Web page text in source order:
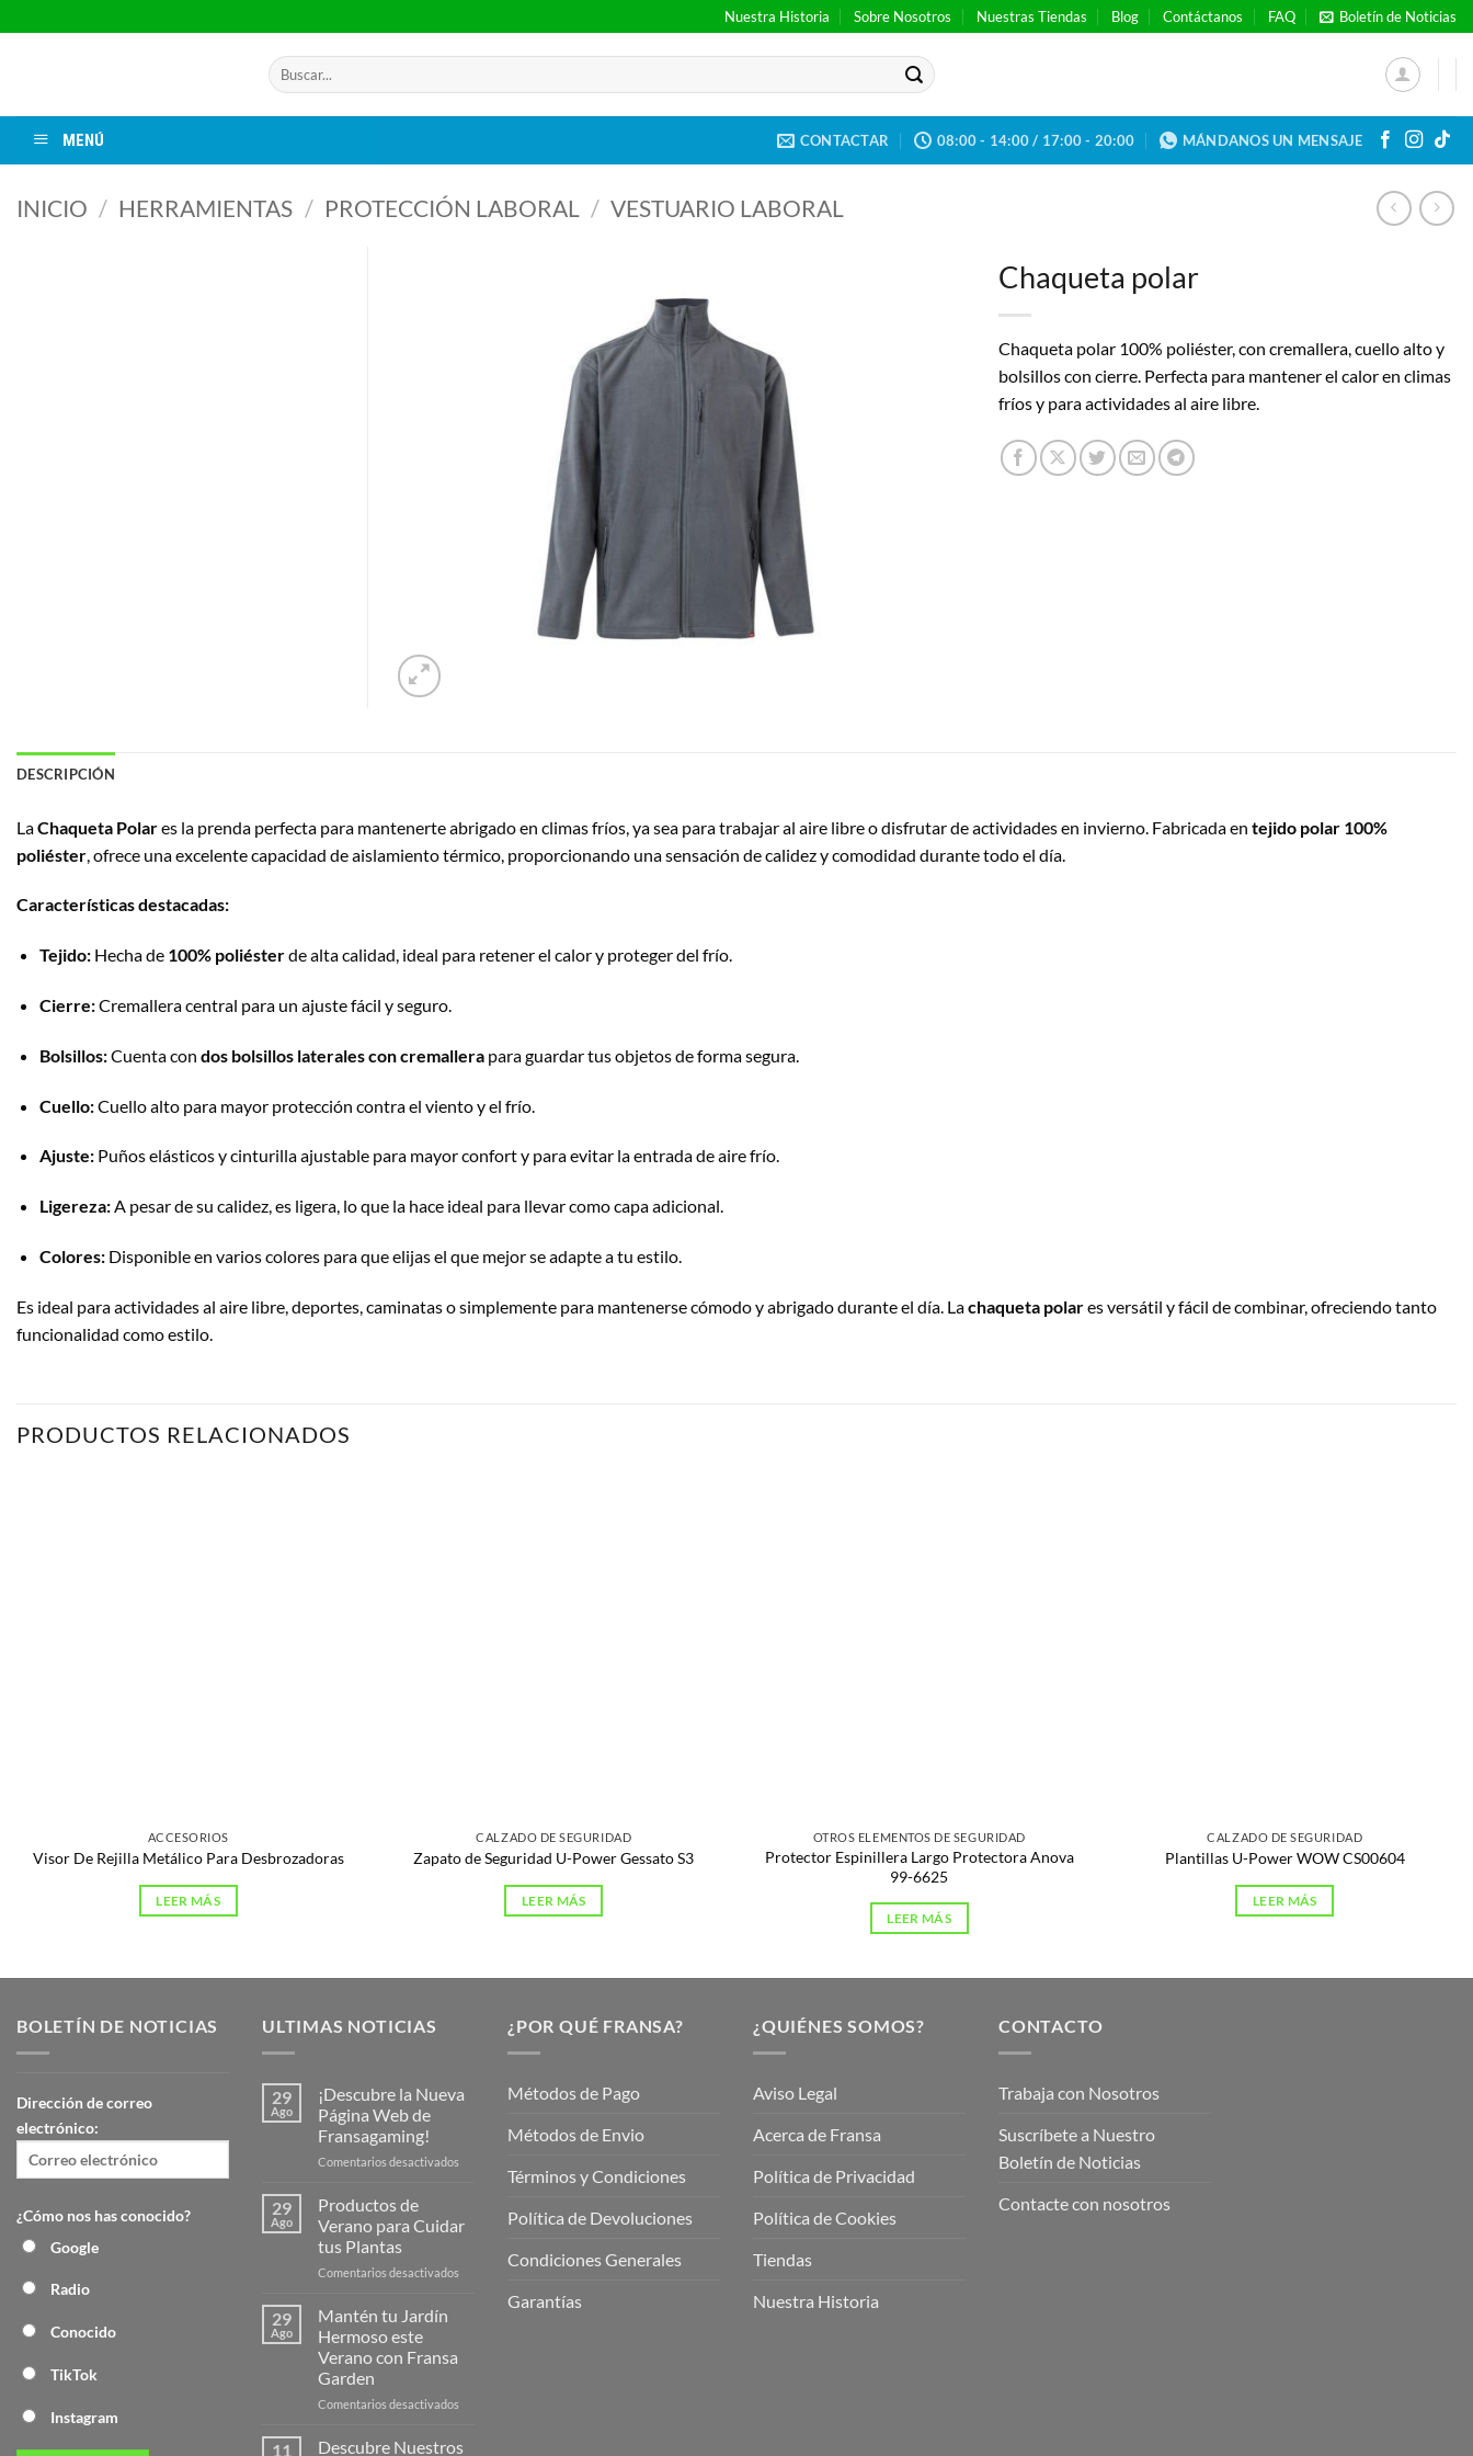
al
Nuestra Historia Sobre Nosotros Nuestras Tiendas Blog Contáctanos FAQ Boletín de Noticias
Buscar
por:
MENÚ CONTACTAR 08:00 - 14:00 / 17:00 - 20:00 MÁNDANOS UN MENSAJE
INICIO / HERRAMIENTAS / PROTECCIÓN LABORAL / VESTUARIO LABORAL
Chaqueta polar
Chaqueta polar 100% poliéster, con cremallera, cuello alto y
bolsillos con cierre. Perfecta para mantener el calor en climas
fríos y para actividades al aire libre.
DESCRIPCIÓN
LaChaqueta Polares la prenda perfecta para mantenerte abrigado en climas fríos, ya sea para trabajar al aire libre o disfrutar de actividades en invierno. Fabricada en tejido polar 100%
poliéster , ofrece una excelente capacidad de aislamiento térmico, proporcionando una sensación de calidez y comodidad durante todo el día.
Características destacadas:
Tejido:Hecha de 100% poliésterde alta calidad, ideal para retener el calor y proteger del frío.
Cierre:Cremallera central para un ajuste fácil y seguro.
Bolsillos:Cuenta con dos bolsillos laterales con cremallerapara guardar tus objetos de forma segura.
Cuello:Cuello alto para mayor protección contra el viento y el frío.
Ajuste:Puños elásticos y cinturilla ajustable para mayor confort y para evitar la entrada de aire frío.
Ligereza:A pesar de su calidez, es ligera, lo que la hace ideal para llevar como capa adicional.
Colores:Disponible en varios colores para que elijas el que mejor se adapte a tu estilo.
Es ideal para actividades al aire libre, deportes, caminatas o simplemente para mantenerse cómodo y abrigado durante el día. Lachaqueta polares versátil y fácil de combinar, ofreciendo tanto
funcionalidad como estilo.
PRODUCTOS RELACIONADOS
ACCESORIOS
Visor De Rejilla Metálico Para Desbrozadoras
LEER MÁS
CALZADO DE SEGURIDAD
Zapato de Seguridad U-Power Gessato S3
LEER MÁS
OTROS ELEMENTOS DE SEGURIDAD
Protector Espinillera Largo Protectora Anova
99-6625
LEER MÁS
CALZADO DE SEGURIDAD
Plantillas U-Power WOW CS00604
LEER MÁS
BOLETÍN DE NOTICIAS
Dirección de correo
electrónico:
¿Cómo nos has conocido?
Google
Radio
Conocido
TikTok
Instagram
ULTIMAS NOTICIAS
29
Ago
¡Descubre la Nueva
Página Web de
Fransagaming!
Comentarios desactivados
Página
29
Ago
Productos de
Verano para Cuidar
tus Plantas
Comentarios desactivados
29
Ago
Mantén tu Jardín
Hermoso este
Verano con Fransa
Garden
Comentarios desactivados
11 Descubre Nuestros
¿POR QUÉ FRANSA?
Métodos de Pago
Métodos de Envio
Términos y Condiciones
Política de Devoluciones
Condiciones Generales
Garantías
¿QUIÉNES SOMOS?
Aviso Legal
Acerca de Fransa
Política de Privacidad
Política de Cookies
Tiendas
Nuestra Historia
CONTACTO
Trabaja con Nosotros
Suscríbete a Nuestro
Boletín de Noticias
Contacte con nosotros